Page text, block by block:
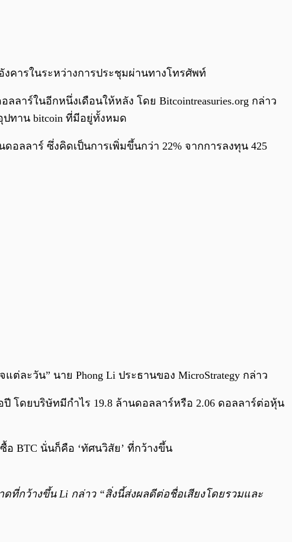
คารในระหว่างการประชุมผ่านทางโทรศัพท์
ลาร์ในอีกหนึ่งเดือนให้หลัง โดย Bitcointreasuries.org กล่าว
ปทาน bitcoin ที่มีอยู่ทั้งหมด
อลลาร์ ซึ่งคิดเป็นการเพิ่มขึ้นกว่า 22% จากการลงทุน 425
ละวัน” นาย Phong Li ประธานของ MicroStrategy กล่าว
โดยบริษัทมีกำไร 19.8 ล้านดอลลาร์หรือ 2.06 ดอลลาร์ต่อหุ้น
อ BTC นั่นก็คือ ‘ทัศนวิสัย’ ที่กว้างขึ้น
ที่กว้างขึ้น Li กล่าว “สิ่งนี้ส่งผลดีต่อชื่อเสียงโดยรวมและ